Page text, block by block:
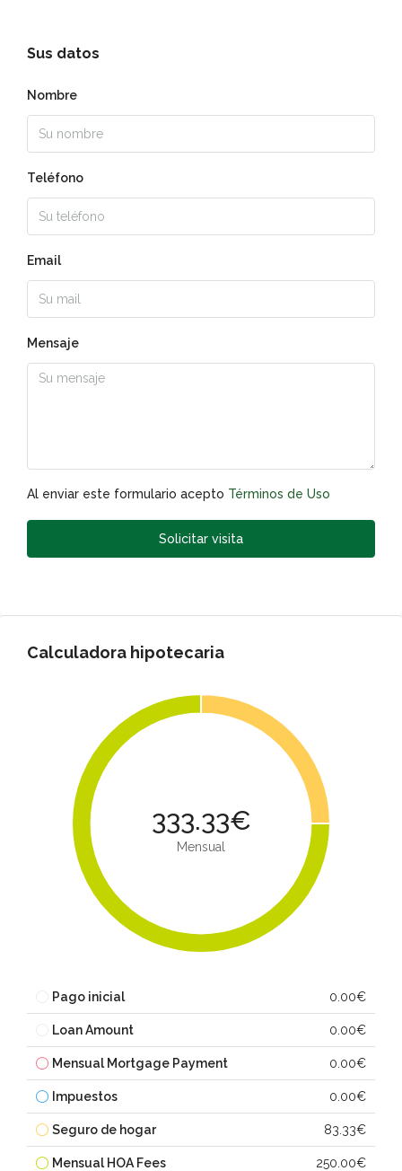
Sus datos
Nombre
Teléfono
Email
Mensaje
Al enviar este formulario acepto Términos de Uso
Solicitar visita
Calculadora hipotecaria
333.33€
Mensual
Pago inicial 0.00€
Loan Amount 0.00€
Mensual Mortgage Payment 0.00€
Impuestos 0.00€
Seguro de hogar 83.33€
Mensual HOA Fees 250.00€